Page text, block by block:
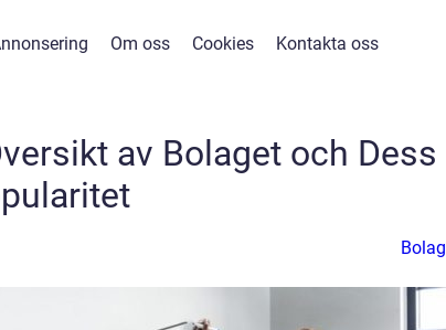
Om oss Cookies Kontakta oss
av Bolaget och Dess
Bolag